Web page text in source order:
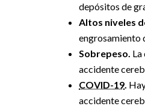
depósitos de
Altos niveles
engrosamiento
Sobrepeso. La
accidente
COVID-19.
accidente